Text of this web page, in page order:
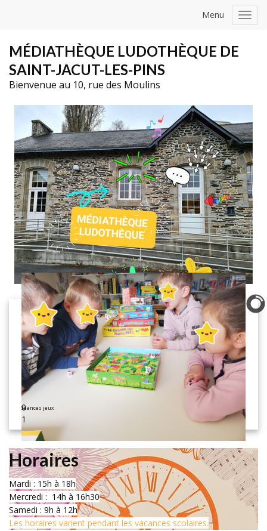
Menu
MÉDIATHÈQUE LUDOTHÈQUE DE
SAINT-JACUT-LES-PINS
Bienvenue au 10, rue des Moulins
Séances jeux
0
1
Horaires
Mardi : 15h à 18h
Mercredi : 14h à 16h30
Samedi : 9h à 12h
Les horaires varient pendant les vacances scolaires.